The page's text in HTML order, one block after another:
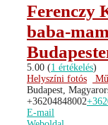
Ferenczy
baba-
5.00 (1 értékelés)
Helyszíni fotós
Budapest,
+36204848002
E-mail